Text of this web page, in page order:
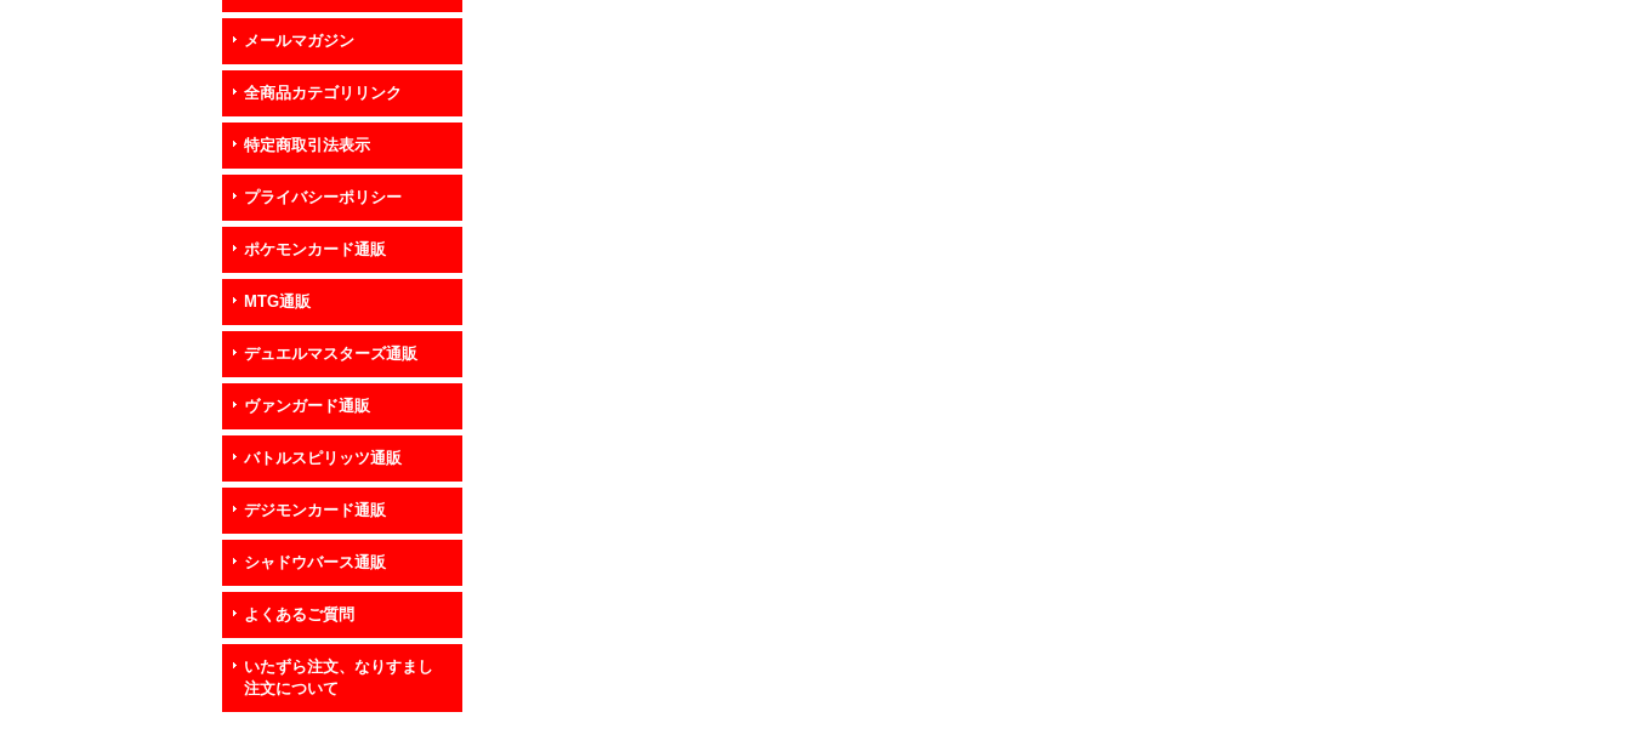
メールマガジン
全商品カテゴリリンク
特定商取引法表示
プライバシーポリシー
ポケモンカード通販
MTG通販
デュエルマスターズ通販
ヴァンガード通販
バトルスピリッツ通販
デジモンカード通販
シャドウバース通販
よくあるご質問
いたずら注文、なりすまし
注文について